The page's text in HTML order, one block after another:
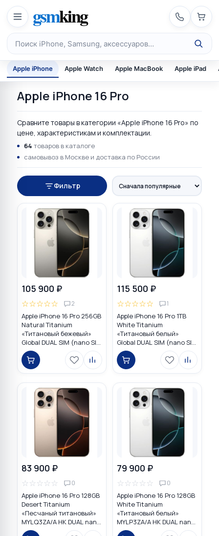
Перейти к содержимому
gsmking
Поиск по каталогу
Apple iPhone Apple Watch Apple MacBook Apple iPad
Apple iPhone 16 Pro
Сравните товары в категории «Apple iPhone 16 Pro» по
цене, характеристикам и комплектации.
64 товаров в каталоге
самовывоз в Москве и доставка по России
Фильтр
105 900 ₽
☆☆☆☆☆ 2
Apple iPhone 16 Pro 256GB
Natural Titanium
«Tитановый бежевый»
Global DUAL SIM (nano SIM
+ eSIM)
115 500 ₽
☆☆☆☆☆ 1
Apple iPhone 16 Pro 1TB
White Titanium
«Титановый белый»
Global DUAL SIM (nano SIM
+ eSIM)
83 900 ₽
☆☆☆☆☆ 0
Apple iPhone 16 Pro 128GB
Desert Titanium
«Песчаный титановый»
MYLQ3ZA/A HK DUAL nano
SIM
79 900 ₽
☆☆☆☆☆ 0
Apple iPhone 16 Pro 128GB
White Titanium
«Титановый белый»
MYLP3ZA/A HK DUAL nano
SIM